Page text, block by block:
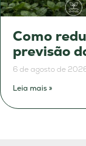
Como
previsão
6 de agosto de
Leia mais »